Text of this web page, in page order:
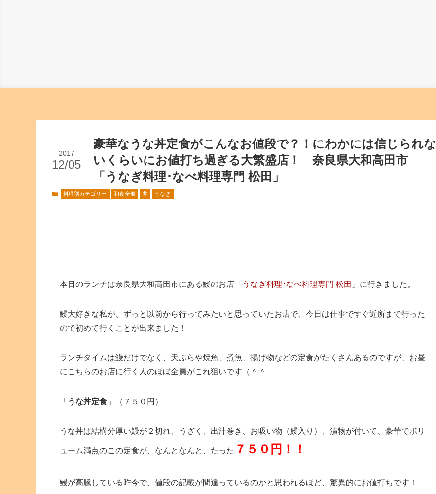
豪華なうな丼定食がこんなお値段で？！にわかには信じられな
いくらいにお値打ち過ぎる大繁盛店！ 奈良県大和高田市
「うなぎ料理･なべ料理専門 松田」
2017
12/05
料理別カテゴリー 和食全般 丼 うなぎ
本日のランチは奈良県大和高田市にある鰻のお店「 うなぎ料理･なべ料理専門 松田 」に行きました。
鰻大好きな私が、ずっと以前から行ってみたいと思っていたお店で、今日は仕事ですぐ近所まで行った
ので初めて行くことが出来ました！
ランチタイムは鰻だけでなく、天ぷらや焼魚、煮魚、揚げ物などの定食がたくさんあるのですが、お昼
にこちらのお店に行く人のほぼ全員がこれ狙いです（＾＾
「 うな丼定食 」（７５０円）
うな丼は結構分厚い鰻が２切れ、うざく、出汁巻き、お吸い物（鰻入り）、漬物が付いて、豪華でボリ
ューム満点のこの定食が、なんとなんと、たった ７５０円！！
鰻が高騰している昨今で、値段の記載が間違っているのかと思われるほど、驚異的にお値打ちです！